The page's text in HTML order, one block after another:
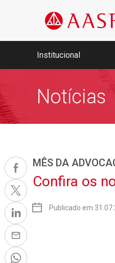
Institucional
Nossa história
Memória AASP
Notícias
MÊS DA
Confira os
Publicado em